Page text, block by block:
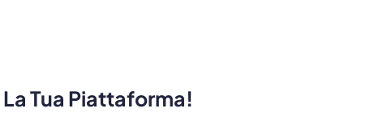
Tua Piattaforma!